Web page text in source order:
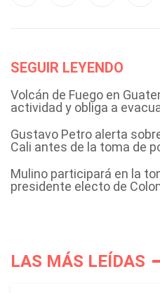
SEGUIR LEYENDO
Volcán de Fuego en
actividad y obliga a
Gustavo Petro alerta
Cali antes de la toma de
Mulino participará en la
presidente electo de
LAS MÁS LEÍDAS